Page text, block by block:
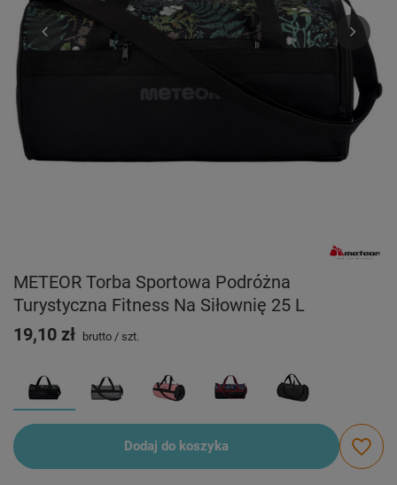
METEOR Torba Sportowa Podróżna
Turystyczna Fitness Na Siłownię 25 L
19,10 zł
brutto / szt.
Dodaj do koszyka